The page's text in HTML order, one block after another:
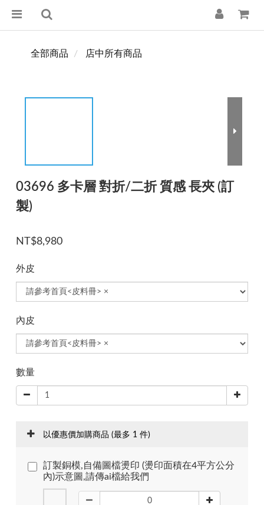
全部商品 店中所有商品
03696 多卡層 對折/二折 質感 長夾 (訂
製)
NT$8,980
外皮
內皮
數量
以優惠價加購商品 (最多 1 件)
訂製銅模,自備圖檔燙印 (燙印面積在4平方公分
內)示意圖,請傳ai檔給我們